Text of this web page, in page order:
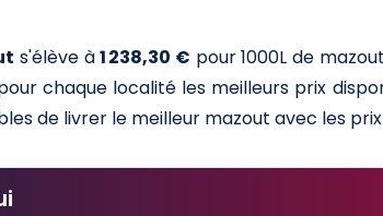
s'élève à1 238,30 € pour 1000L de
chaque localité les meilleurs prix
de livrer le meilleur mazout avec les